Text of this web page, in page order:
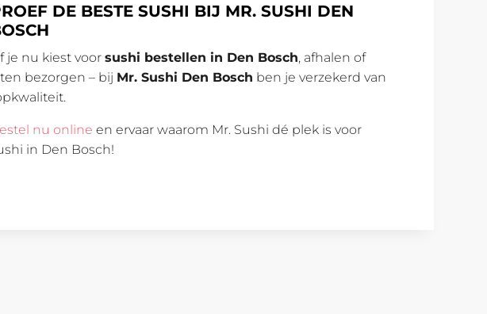
DE BESTE SUSHI BIJ MR. SUSHI DEN
je nu kiest voor sushi bestellen in Den Bosch, afhalen of
bezorgen – bij Mr. Sushi Den Bosch ben je verzekerd van
nu online en ervaar waarom Mr. Sushi dé plek is voor
in Den Bosch!